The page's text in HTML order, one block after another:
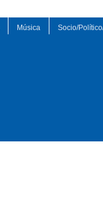
Música Socio/